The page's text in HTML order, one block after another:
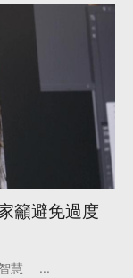
籲避免過度
慧 ...